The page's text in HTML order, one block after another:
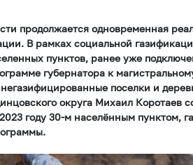
продолжается одновременная
В рамках социальной
пунктов, ранее уже
губернатора к
поселки и
округа Михаил Коротаев
году 30-м населённым пунктом,